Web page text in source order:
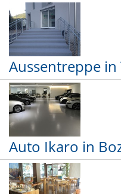
Aussentreppe in
Auto Ikaro in